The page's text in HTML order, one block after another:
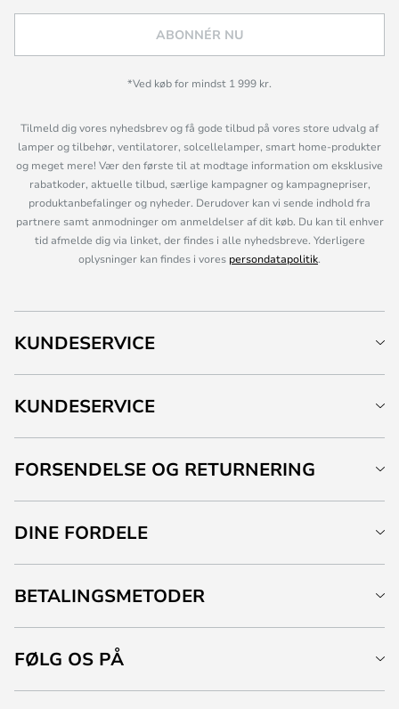
ABONNÉR NU
*Ved køb for mindst 1 999 kr.
Tilmeld dig vores nyhedsbrev og få gode tilbud på vores store udvalg af
lamper og tilbehør, ventilatorer, solcellelamper, smart home-produkter
og meget mere! Vær den første til at modtage information om eksklusive
rabatkoder, aktuelle tilbud, særlige kampagner og kampagnepriser,
produktanbefalinger og nyheder. Derudover kan vi sende indhold fra
partnere samt anmodninger om anmeldelser af dit køb. Du kan til enhver
tid afmelde dig via linket, der findes i alle nyhedsbreve. Yderligere
oplysninger kan findes i vores persondatapolitik.
KUNDESERVICE
KUNDESERVICE
FORSENDELSE OG RETURNERING
DINE FORDELE
BETALINGSMETODER
FØLG OS PÅ